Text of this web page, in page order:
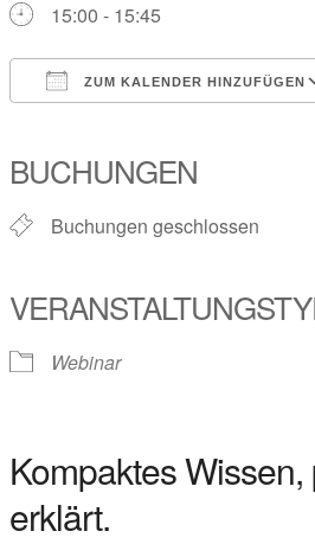
15:00 - 15:45
ZUM KALENDER HINZUFÜGEN
BUCHUNGEN
Buchungen geschlossen
Webinar
Kompaktes
erklärt.